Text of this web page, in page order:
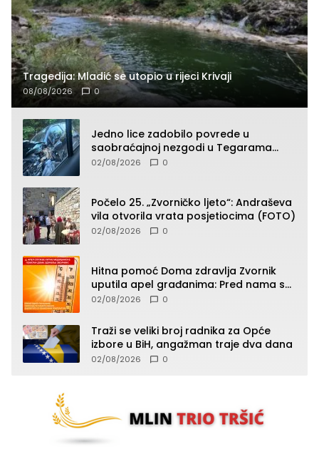
Tragedija: Mladić se utopio u rijeci Krivaji
08/08/2026 0
Jedno lice zadobilo povrede u
saobraćajnoj nezgodi u Tegarama
(FOTO)
02/08/2026 0
Počelo 25. „Zvorničko ljeto“: Andraševa
vila otvorila vrata posjetiocima (FOTO)
02/08/2026 0
Hitna pomoć Doma zdravlja Zvornik
uputila apel građanima: Pred nama su
temperature do 40°C, oprez zbog
02/08/2026 0
Traži se veliki broj radnika za Opće
izbore u BiH, angažman traje dva dana
02/08/2026 0